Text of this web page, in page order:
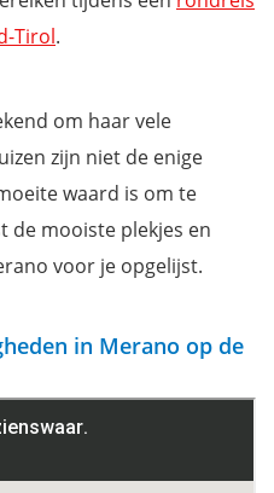
Merano
aan de Passeier
in Merano
aan Merano/Meran
Dolomieten & Zuid-Tirol
Tirol.
om haar vele
zijn niet de enige
waard is om te
de mooiste plekjes en
voor je opgelijst.
in Merano op de